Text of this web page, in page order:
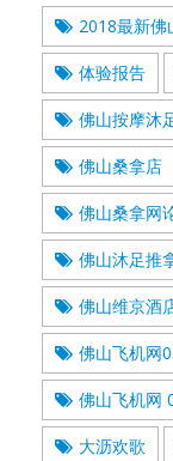
2018最新佛
体验报告
佛山按摩沐
佛山桑拿店
佛山桑拿网
佛山沐足推
佛山维京酒
佛山飞机网
佛山飞机网
大沥欢歌